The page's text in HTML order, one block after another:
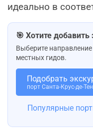
идеально в
🎯 Хотите
Выберите
местных гидов.
Подобрать
порт Санта-Крус-де-
Популярные